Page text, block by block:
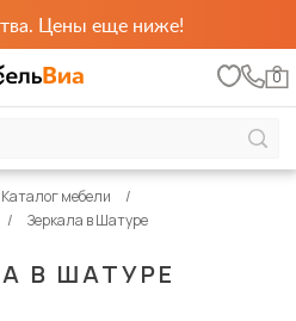
Цены еще ниже!
0
В ШАТУРЕ
Каталог мебели
Зеркала в Шатуре